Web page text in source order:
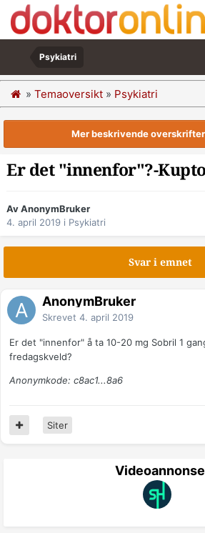
Psykiatri
» Temaoversikt » Psykiatri
Mer beskrivende
Er det "innenfor"?-
Av AnonymBruker
4. april 2019 i Psykiatri
Svar i emnet
AnonymBruker
Skrevet 4. april 2019
Er det "innenfor" å ta 10-20 mg Sobril 1
fredagskveld?
Anonymkode: c8ac1...8a6
Siter
Videoannonse